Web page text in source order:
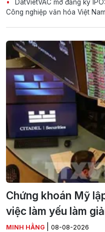
DatVietVAC mở đăng ký
Công nghiệp văn hóa Việt Nam
Chứng khoán Mỹ
việc làm yếu làm
MINH HẰNG 08-08-2026